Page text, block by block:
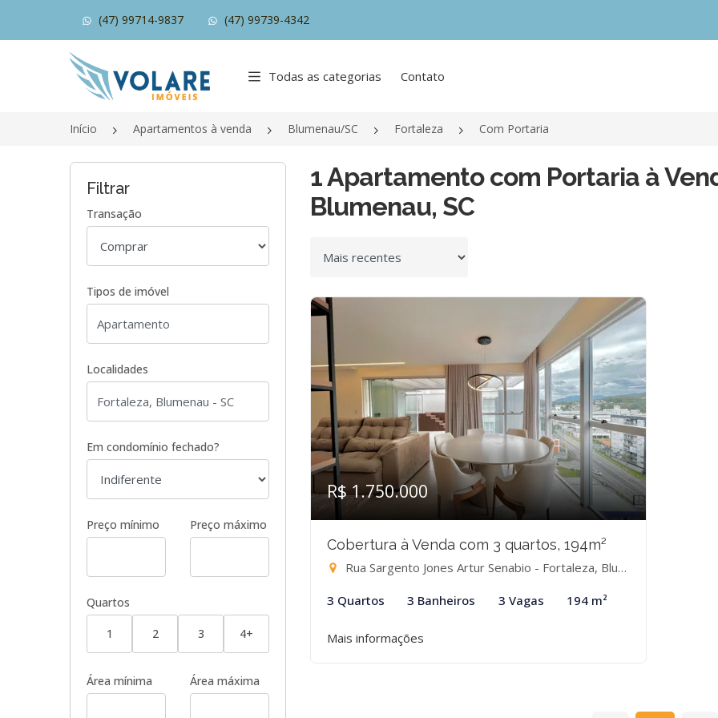
(47) 99714-9837 (47) 99739-4342
Página inicial
Todas as categorias Contato
Início Apartamentos à venda Blumenau/SC Fortaleza Com Portaria
Filtrar
Transação
Tipos de imóvel
Localidades
Em condomínio fechado?
Preço mínimo Preço máximo
Quartos
1 2 3 4+
Área mínima Área máxima
1 Apartamento com Portaria à
Blumenau, SC
Ordenar por
R$ 1.750.000
Cobertura à Venda com 3 quartos, 194m²
Rua Sargento Jones Artur Senabio - Fortaleza, Blumenau-SC
3 Quartos 3 Banheiros 3 Vagas 194 m²
Mais informações